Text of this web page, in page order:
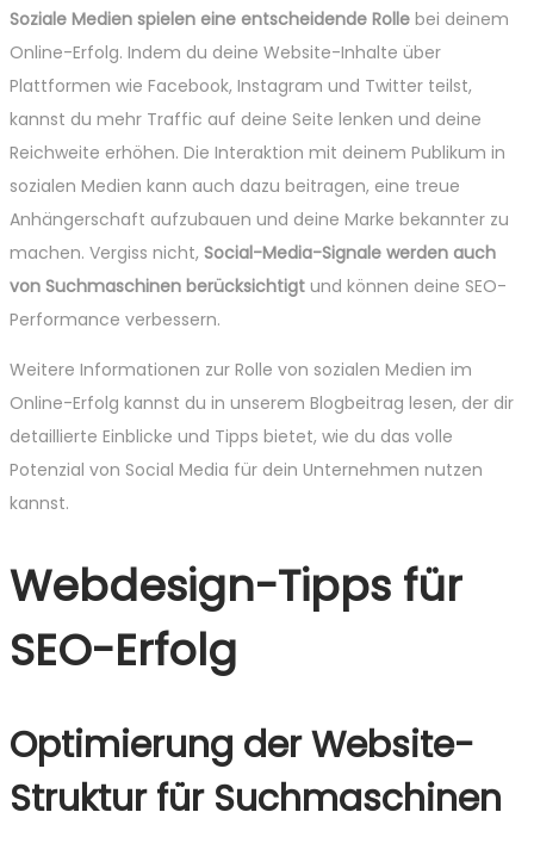
Soziale Medien spielen eine entscheidende Rolle bei deinem
Online-Erfolg. Indem du deine Website-Inhalte über
Plattformen wie Facebook, Instagram und Twitter teilst,
kannst du mehr Traffic auf deine Seite lenken und deine
Reichweite erhöhen. Die Interaktion mit deinem Publikum in
sozialen Medien kann auch dazu beitragen, eine treue
Anhängerschaft aufzubauen und deine Marke bekannter zu
machen. Vergiss nicht, Social-Media-Signale werden auch
von Suchmaschinen berücksichtigt und können deine SEO-
Performance verbessern.
Weitere Informationen zur Rolle von sozialen Medien im
Online-Erfolg kannst du in unserem Blogbeitrag lesen, der dir
detaillierte Einblicke und Tipps bietet, wie du das volle
Potenzial von Social Media für dein Unternehmen nutzen
kannst.
Webdesign-Tipps für
SEO-Erfolg
Optimierung der Website-
Struktur für Suchmaschinen